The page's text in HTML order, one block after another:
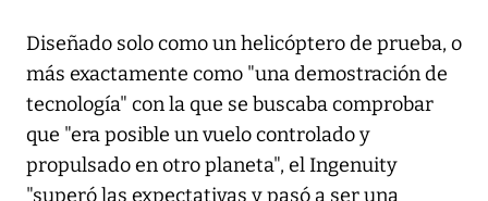
Diseñado solo como un helicóptero de prueba, o
más exactamente como "una demostración de
tecnología" con la que se buscaba comprobar
que "era posible un vuelo controlado y
propulsado en otro planeta", el Ingenuity
"superó las expectativas y pasó a ser una